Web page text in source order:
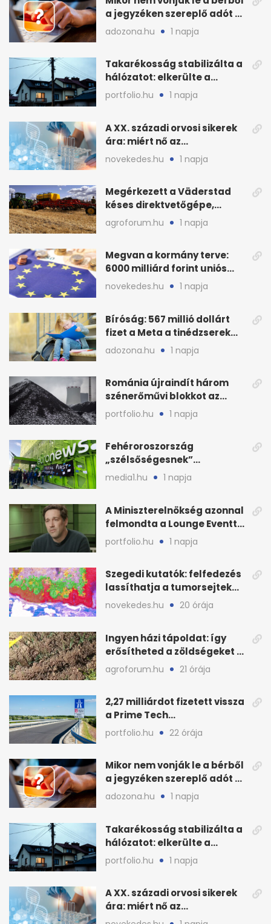
a jegyzéken szereplő adót és
járulékot?
adozona.hu 1 napja
Takarékosság stabilizálta a
hálózatot: elkerülte a
sötétséget Magyarország
portfolio.hu 1 napja
A XX. századi orvosi sikerek
ára: miért nő az
egészségügy súlya?
novekedes.hu 1 napja
Megérkezett a Väderstad
késes direktvetőgépe,
bemutatón is látható
agroforum.hu 1 napja
Megvan a kormány terve:
6000 milliárd forint uniós
pénz sorsa
novekedes.hu 1 napja
Bíróság: 567 millió dollárt
fizet a Meta a tinédzserek
védelmére
adozona.hu 1 napja
Románia újraindít három
szénerőművi blokkot az
áramellátás stabilizálására
portfolio.hu 1 napja
Fehéroroszország
„szélsőségesnek”
minősítette az Euronews
media1.hu 1 napja
A Miniszterelnökség azonnal
felmondta a Lounge Eventtel
kötött szerződést
portfolio.hu 1 napja
Szegedi kutatók: felfedezés
lassíthatja a tumorsejtek
terjedését
novekedes.hu 20 órája
Ingyen házi tápoldat: így
erősítheted a zöldségeket a
hőhullám után
agroforum.hu 21 órája
2,27 milliárdot fizetett vissza
a Prime Tech
Magántőkealap az
államnak
portfolio.hu 22 órája
Mikor nem vonják le a bérből
a jegyzéken szereplő adót és
járulékot?
adozona.hu 1 napja
Takarékosság stabilizálta a
hálózatot: elkerülte a
sötétséget Magyarország
portfolio.hu 1 napja
A XX. századi orvosi sikerek
ára: miért nő az
egészségügy súlya?